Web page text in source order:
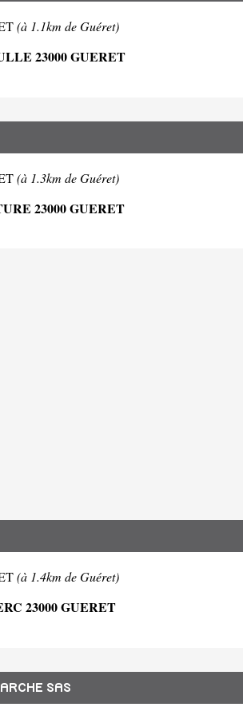
(à 1.1km de Guéret)
23000 GUERET
(à 1.3km de Guéret)
23000 GUERET
(à 1.4km de Guéret)
23000 GUERET
SAS